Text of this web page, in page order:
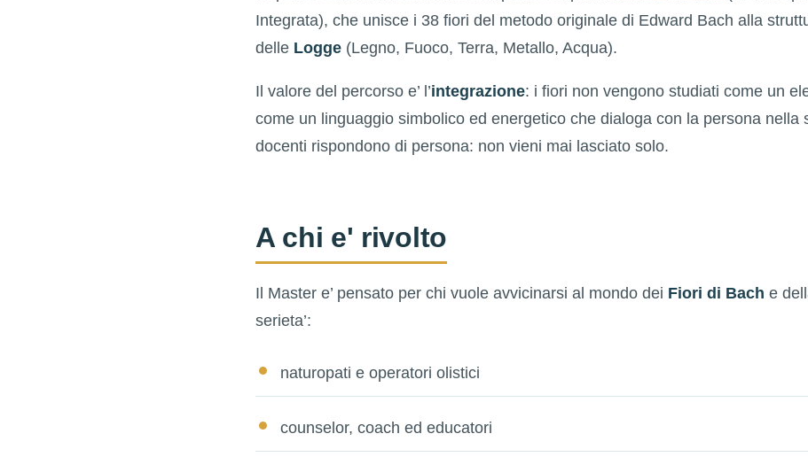
Integrata), che unisce i 38 fiori del metodo originale di Edward Bach alla
delle Logge (Legno, Fuoco, Terra, Metallo, Acqua).
Il valore del percorso e’ l’integrazione: i fiori non vengono studiati come un
come un linguaggio simbolico ed energetico che dialoga con la persona nella
docenti rispondono di persona: non vieni mai lasciato solo.
A chi e' rivolto
Il Master e’ pensato per chi vuole avvicinarsi al mondo dei Fiori di Bach e
serieta’:
naturopati e operatori olistici
counselor, coach ed educatori